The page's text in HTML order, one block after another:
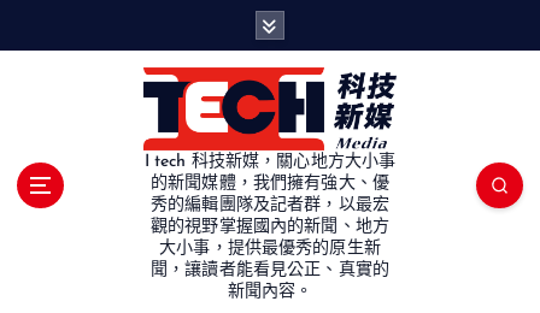
I tech 科技新媒，關心地方大小事
的新聞媒體，我們擁有強大、優
秀的編輯團隊及記者群，以最宏
觀的視野掌握國內的新聞、地方
大小事，提供最優秀的原生新
聞，讓讀者能看見公正、真實的
新聞內容。